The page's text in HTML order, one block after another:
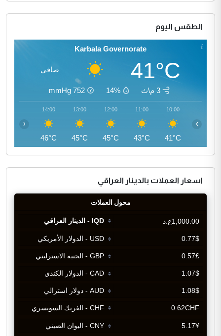
الطقس اليوم
Karbala Governorate
41°C صافي
3 م\ث 14%
752
mmHg
10:00
41°C
11:00
43°C
12:00
45°C
13:00
45°C
14:00
46°C
‹ ›
اسعار العملات بالدينار العراقي